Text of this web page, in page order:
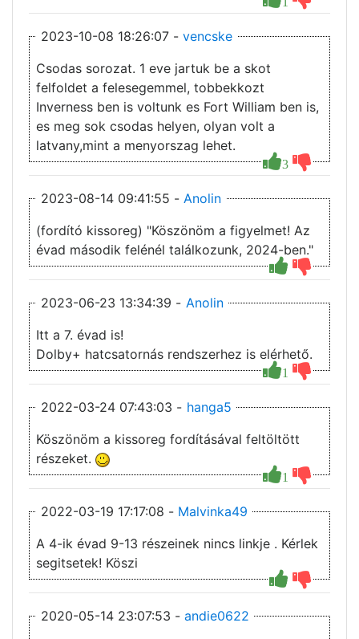
2023-10-08 18:26:07 - vencske
3
Csodas sorozat. 1 eve jartuk be a skot
felfoldet a felesegemmel, tobbekkozt
Inverness ben is voltunk es Fort William ben is,
es meg sok csodas helyen, olyan volt a
latvany,mint a menyorszag lehet.
2023-08-14 09:41:55 - Anolin
(fordító kissoreg) "Köszönöm a figyelmet! Az
évad második felénél találkozunk, 2024-ben."
2023-06-23 13:34:39 - Anolin
1
Itt a 7. évad is!
Dolby+ hatcsatornás rendszerhez is elérhető.
2022-03-24 07:43:03 - hanga5
1
Köszönöm a kissoreg fordításával feltöltött
részeket.
2022-03-19 17:17:08 - Malvinka49
A 4-ik évad 9-13 részeinek nincs linkje . Kérlek
segitsetek! Köszi
2020-05-14 23:07:53 - andie0622